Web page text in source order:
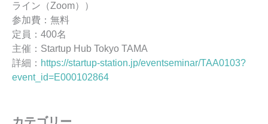
ライン（Zoom））
参加費：無料
定員：400名
主催：Startup Hub Tokyo TAMA
詳細： https://startup-station.jp/eventseminar/TAA0103?
event_id=E000102864